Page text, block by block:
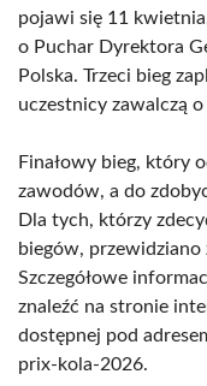
pojawi się 11
o Puchar Dyrektora
Polska. Trzeci bieg
uczestnicy zawalczą
Finałowy bieg, który
zawodów, a do
Dla tych, którzy
biegów,
Szczegółowe
znaleźć na stronie
dostępnej pod
prix-kola-2026.